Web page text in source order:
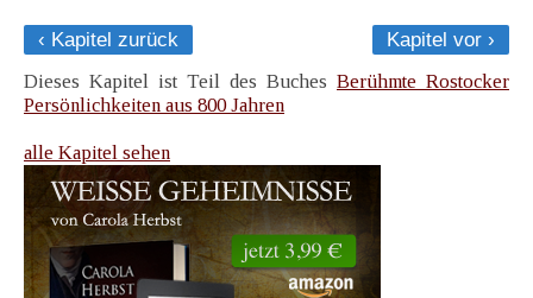
‹ Kapitel zurück
Kapitel vor ›
Dieses Kapitel ist Teil des Buches Berühmte Rostocker
Persönlichkeiten aus 800 Jahren
alle Kapitel sehen